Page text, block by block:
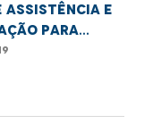
assistência e
para